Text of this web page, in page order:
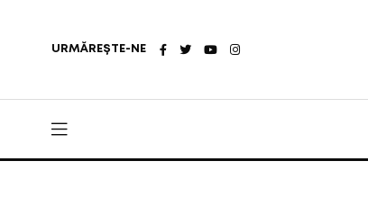
URMĂREȘTE-NE